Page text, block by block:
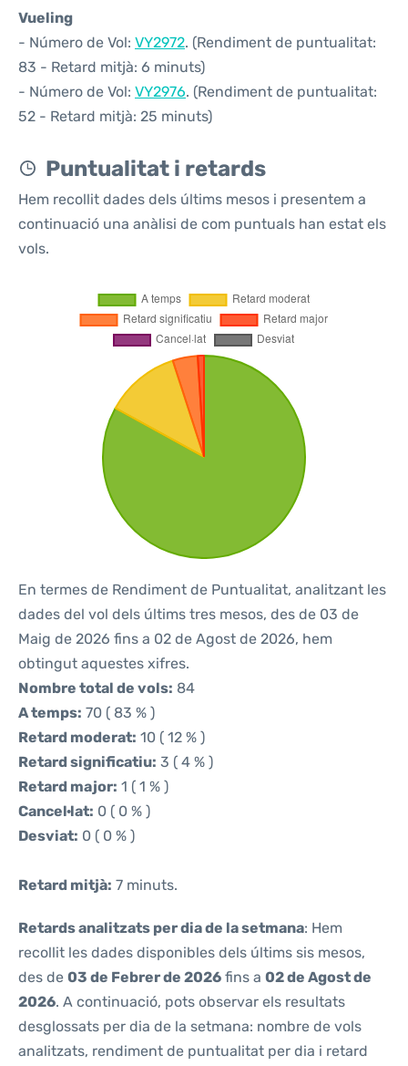
Vueling
- Número de Vol: VY2972. (Rendiment de puntualitat:
83 - Retard mitjà: 6 minuts)
- Número de Vol: VY2976. (Rendiment de puntualitat:
52 - Retard mitjà: 25 minuts)
Puntualitat i retards
Hem recollit dades dels últims mesos i presentem a
continuació una anàlisi de com puntuals han estat els
vols.
En termes de Rendiment de Puntualitat, analitzant les
dades del vol dels últims tres mesos, des de 03 de
Maig de 2026 fins a 02 de Agost de 2026, hem
obtingut aquestes xifres.
Nombre total de vols: 84
A temps: 70 ( 83 % )
Retard moderat: 10 ( 12 % )
Retard significatiu: 3 ( 4 % )
Retard major: 1 ( 1 % )
Cancel·lat: 0 ( 0 % )
Desviat: 0 ( 0 % )
Retard mitjà: 7 minuts.
Retards analitzats per dia de la setmana: Hem
recollit les dades disponibles dels últims sis mesos,
des de 03 de Febrer de 2026 fins a 02 de Agost de
2026. A continuació, pots observar els resultats
desglossats per dia de la setmana: nombre de vols
analitzats, rendiment de puntualitat per dia i retard